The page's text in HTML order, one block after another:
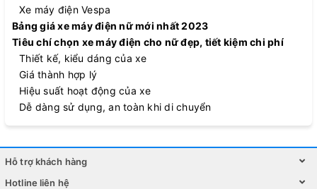
Xe máy điện Vespa
Bảng giá xe máy điện nữ mới nhất 2023
Tiêu chí chọn xe máy điện cho nữ đẹp, tiết kiệm chi phí
Thiết kế, kiểu dáng của xe
Giá thành hợp lý
Hiệu suất hoạt động của xe
Dễ dàng sử dụng, an toàn khi di chuyển
Hỗ trợ khách hàng
Hotline liên hệ